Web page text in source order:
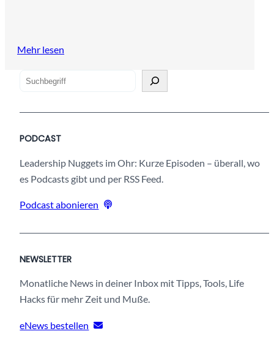
Mehr lesen
s
n
c
t
w
s
PODCAST
Leadership Nuggets im Ohr: Kurze Episoden – überall, wo
es Podcasts gibt und per RSS Feed.
Podcast abonieren
NEWSLETTER
Monatliche News in deiner Inbox mit Tipps, Tools, Life
Hacks für mehr Zeit und Muße.
eNews bestellen